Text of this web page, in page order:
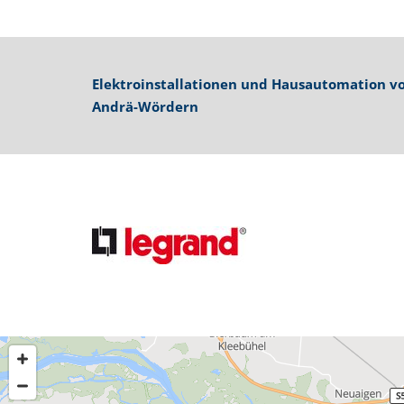
Elektroinstallationen und Hausautomation
Andrä-Wördern